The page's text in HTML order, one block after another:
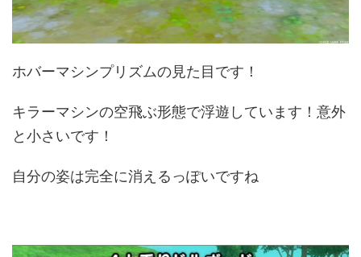
ホバーマシンプリズムの見た目です！
キラーマシンの空飛ぶ形態で浮遊しています！意外
と小さいです！
自分の姿は完全に消えるっぽいですね